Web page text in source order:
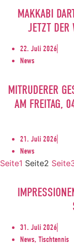
MAKKABI
JETZT DER
22. Juli 2026
News
MITRUDERER
AM FREITAG,
21. Juli 2026
News
Seite1 Seite2 Seite
31. Juli 2026
News, Tischtennis